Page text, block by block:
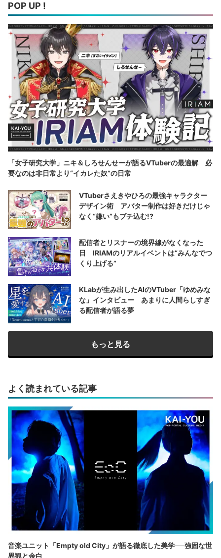
POP UP !
「女子研究大学」ニキ＆しろせんせーが語るVTuberの最適解 必
要なのは非日常より“イカレた奴”の日常
VTuberさえきやひろの最強キャラクター
デザイン術 アバター制作は好きだけじゃ
なく“嫌い”もブチ込む!?
配信者とリスナーの境界線がなくなった
日 IRIAMのリアルイベントは“みんなでつ
くり上げる”
KLabが生み出したAIのVTuber「ゆめみな
な」インタビュー あまりに人間らしすぎ
る配信者が語る夢
もっと見る
よく読まれている記事
音楽ユニット「Empty old City」が語る徹底した美学──強固な世
界観と余白